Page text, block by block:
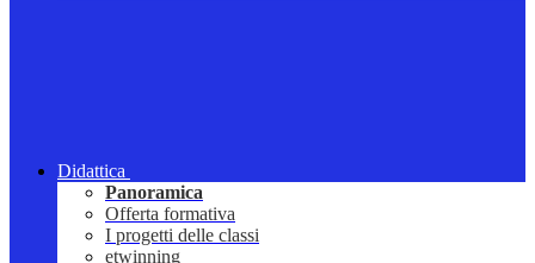
Didattica
Panoramica
Offerta formativa
I progetti delle classi
etwinning